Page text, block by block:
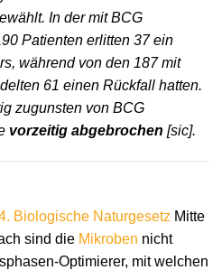
In der mit BCG
Patienten erlitten 37 ein
während von den 187 mit
61 einen Rückfall hatten.
zugunsten von BCG
vorzeitig abgebrochen [sic].
Biologische Naturgesetz Mitte
sind die Mikroben nicht
Optimierer, mit welchen